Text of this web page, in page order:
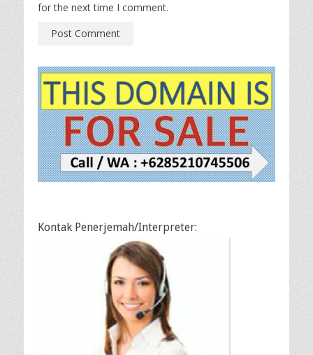
for the next time I comment.
Kontak Penerjemah/Interpreter: